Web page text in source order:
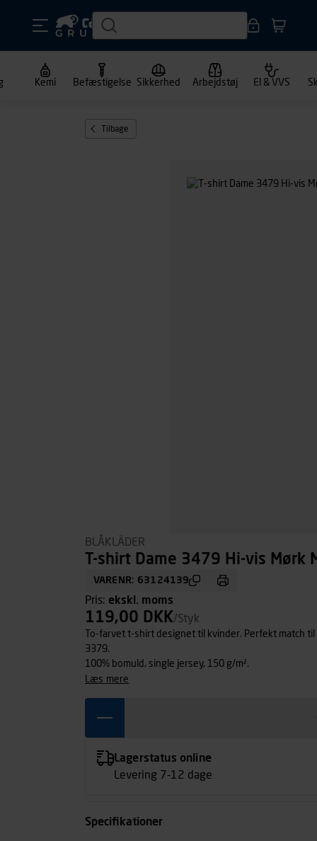
Kemi Befæstigelse Sikkerhed Arbejdstøj El & VVS
Tilbage
BLÅKLÄDER
T-shirt Dame 3479 Hi-vis Mørk
VARENR: 63124139
Pris: ekskl. moms
119,00 DKK/Styk
To-farvet t-shirt designet til kvinder. Perfekt match
3379.
100% bomuld, single jersey, 150 g/m².
læs mere
Lagerstatus online
Levering 7-12 dage
Specifikationer